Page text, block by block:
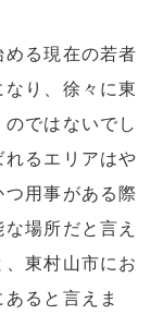
る現在の若者
り、徐々に東
ではないでし
れるエリアはや
用事がある際
場所だと言え
東村山市にお
ると言えま